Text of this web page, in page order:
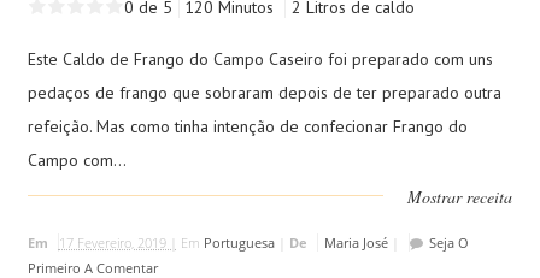
0 de 5 120 Minutos 2 Litros de caldo
Este Caldo de Frango do Campo Caseiro foi preparado com uns
pedaços de frango que sobraram depois de ter preparado outra
refeição. Mas como tinha intenção de confecionar Frango do
Campo com...
Mostrar receita
Em 17 Fevereiro, 2019 | Em Portuguesa| De Maria José|
Seja O
Primeiro A Comentar